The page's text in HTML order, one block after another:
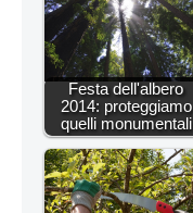
Festa dell'albero
2014: proteggiamo
quelli monumentali